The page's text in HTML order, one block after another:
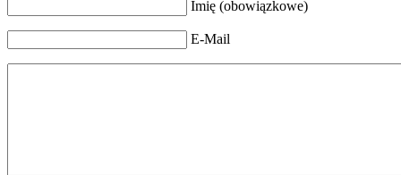
Imię (obowiązkowe)
E-Mail